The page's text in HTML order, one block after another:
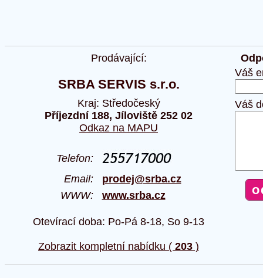
Prodávající:
SRBA SERVIS s.r.o.
Kraj: Středočeský
Příjezdní 188, Jíloviště 252 02
Odkaz na MAPU
Telefon:
Email: prodej@srba.cz
WWW: www.srba.cz
Otevírací doba: Po-Pá 8-18, So 9-13
Zobrazit kompletní nabídku ( 203 )
Váš
Váš